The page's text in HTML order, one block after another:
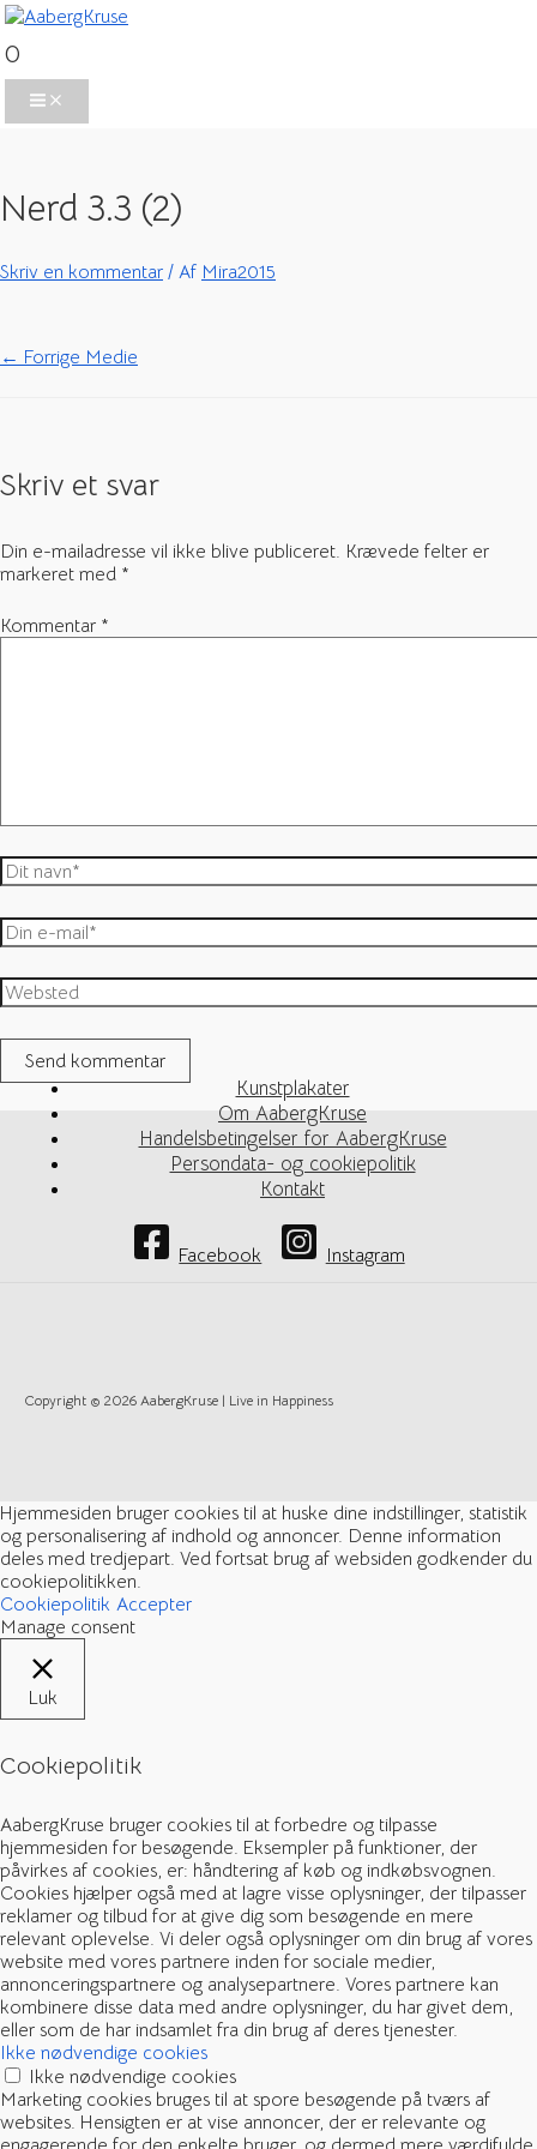
Gå
indholdet
0
Main
Nerd 3.3 (2)
Skriv en kommentar / Af Mira2015
Indlægsnavigation
← Forrige Medie
Skriv et svar
Din e-mailadresse vil ikke blive publiceret. Krævede felter er
markeret med *
Kommentar *
Dit
navn*
Din
e-
mail*
Websted
Kunstplakater
Om AabergKruse
Handelsbetingelser for AabergKruse
Persondata- og cookiepolitik
Kontakt
Facebook Instagram
Copyright © 2026 AabergKruse | Live in Happiness
Hjemmesiden bruger cookies til at huske dine indstillinger, statistik
og personalisering af indhold og annoncer. Denne information
deles med tredjepart. Ved fortsat brug af websiden godkender du
cookiepolitikken.
Cookiepolitik Accepter
Manage consent
Luk
Cookiepolitik
AabergKruse bruger cookies til at forbedre og tilpasse
hjemmesiden for besøgende. Eksempler på funktioner, der
påvirkes af cookies, er: håndtering af køb og indkøbsvognen.
Cookies hjælper også med at lagre visse oplysninger, der tilpasser
reklamer og tilbud for at give dig som besøgende en mere
relevant oplevelse. Vi deler også oplysninger om din brug af vores
website med vores partnere inden for sociale medier,
annonceringspartnere og analysepartnere. Vores partnere kan
kombinere disse data med andre oplysninger, du har givet dem,
eller som de har indsamlet fra din brug af deres tjenester.
Ikke nødvendige cookies
Ikke nødvendige cookies
Marketing cookies bruges til at spore besøgende på tværs af
websites. Hensigten er at vise annoncer, der er relevante og